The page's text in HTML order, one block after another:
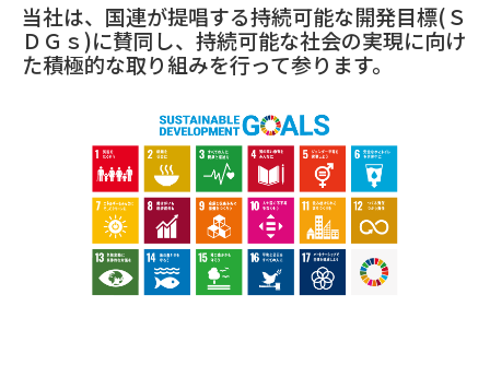
当社は、国連が提唱する持続可能な開発目標(Ｓ
ＤＧｓ)に賛同し、持続可能な社会の実現に向け
た積極的な取り組みを行って参ります。